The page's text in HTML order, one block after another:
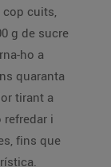
cuits,
g de sucre
ho a
quaranta
tirant a
refredar i
fins que